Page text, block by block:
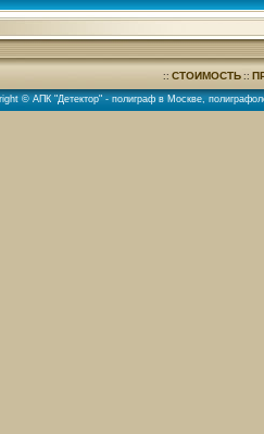
:: СТОИМОСТЬ::
© АПК "Детектор" - полиграф в Москве,